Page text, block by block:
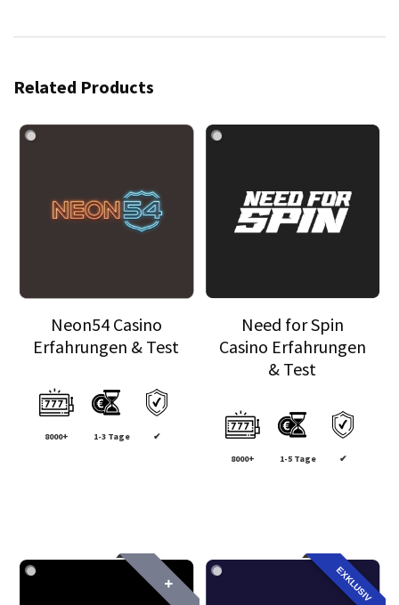
Related Products
Neon54 Casino
Erfahrungen & Test
8000+ 1-3 Tage ✔
Need for Spin
Casino Erfahrungen
& Test
8000+ 1-5 Tage ✔
❌ EXKLUSIV